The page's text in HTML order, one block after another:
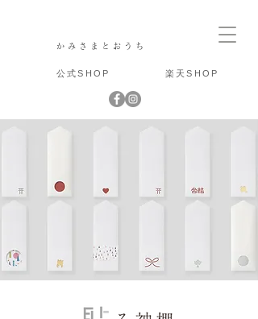
かみさまとおうち
公式SHOP 楽天SHOP